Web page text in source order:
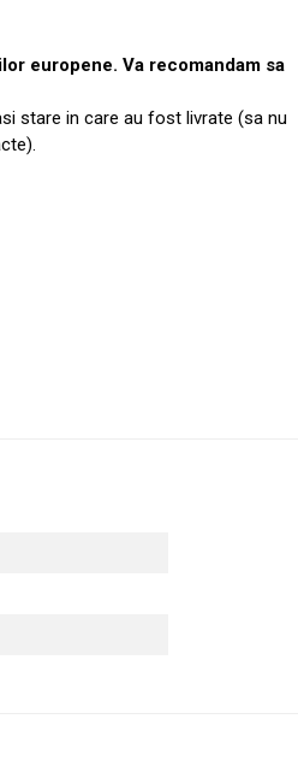
europene. Va recomandam sa
stare in care au fost livrate (sa nu